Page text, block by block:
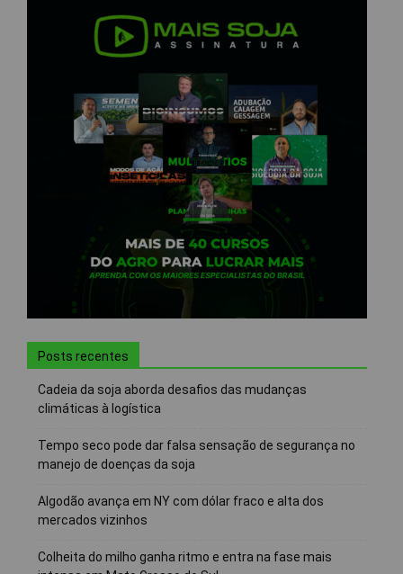
Posts recentes
Cadeia da soja aborda desafios das mudanças
climáticas à logística
Tempo seco pode dar falsa sensação de segurança no
manejo de doenças da soja
Algodão avança em NY com dólar fraco e alta dos
mercados vizinhos
Colheita do milho ganha ritmo e entra na fase mais